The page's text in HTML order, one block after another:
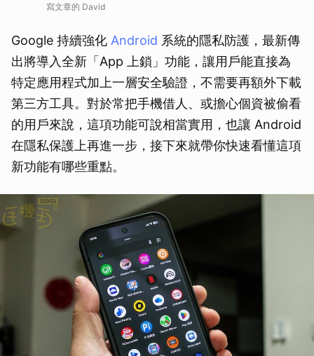
寫文章的 David
Google 持續強化 Android 系統的隱私防護，最新傳
出將導入全新「App 上鎖」功能，讓用戶能直接為
特定應用程式加上一層安全驗證，不需要再額外下載
第三方工具。對於常把手機借人、或擔心個資被偷看
的用戶來說，這項功能可說相當實用，也讓 Android
在隱私保護上再進一步，接下來就帶你快速看懂這項
新功能有哪些重點。